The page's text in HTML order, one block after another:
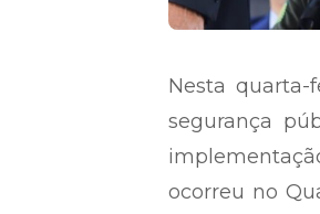
Nesta
segurança
ocorreu no